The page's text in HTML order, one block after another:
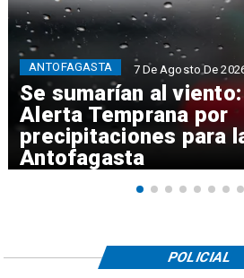
Se sumarían al
Alerta Temprana por
precipitaciones para
Antofagasta
ANTOFAGASTA 7 De Agosto De
POLICIAL